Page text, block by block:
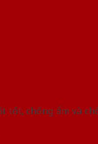
chống ẩm và